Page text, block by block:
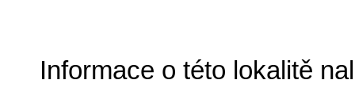
Informace o této lokalitě